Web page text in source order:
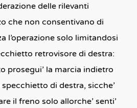
delle rilevanti
che non consentivano di
l’operazione solo limitandosi
retrovisore di destra:
prosegui’ la marcia indietro
di destra, sicche’
il freno solo allorche’ senti’